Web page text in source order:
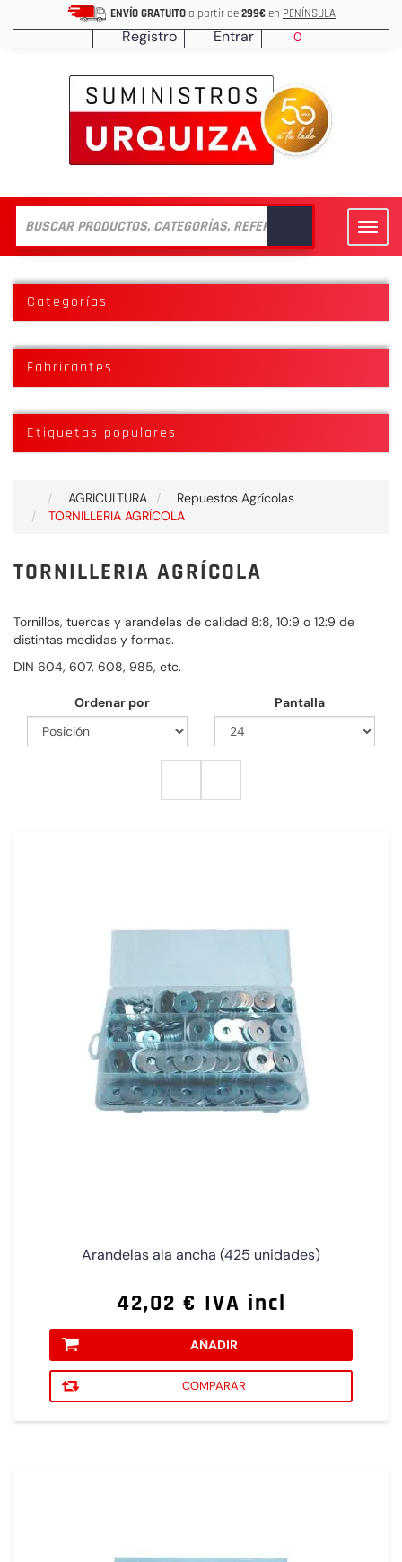
ENVÍO GRATUITOa partir de299€en PENÍNSULA
Registro Entrar 0
Categorías
Fabricantes
Etiquetas populares
AGRICULTURA
Repuestos Agrícolas
TORNILLERIA AGRÍCOLA
TORNILLERIA AGRÍCOLA
Tornillos, tuercas y arandelas de calidad 8:8, 10:9 o 12:9 de
distintas medidas y formas.
DIN 604, 607, 608, 985, etc.
Ordenar por Pantalla
Arandelas ala ancha (425 unidades)
42,02 € IVA incl
AÑADIR
COMPARAR